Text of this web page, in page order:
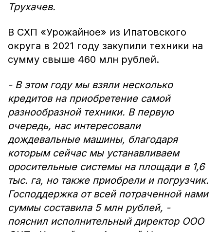
Трухачев.
В СХП «Урожайное» из Ипатовского
округа в 2021 году закупили техники на
сумму свыше 460 млн рублей.
- В этом году мы взяли несколько
кредитов на приобретение самой
разнообразной техники. В первую
очередь, нас интересовали
дождевальные машины, благодаря
которым сейчас мы устанавливаем
оросительные системы на площади в 1,6
тыс. га, но также приобрели и погрузчик.
Господдержка от всей потраченной нами
суммы составила 5 млн рублей, -
пояснил исполнительный директор ООО